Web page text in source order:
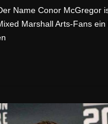
Name Conor McGregor
Marshall Arts-Fans ein